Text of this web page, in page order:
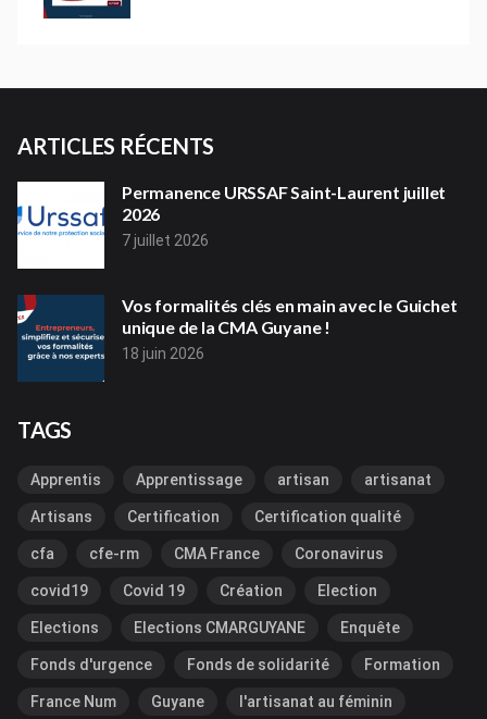
ARTICLES RÉCENTS
Permanence URSSAF Saint-Laurent juillet
2026
7 juillet 2026
Vos formalités clés en main avec le Guichet
unique de la CMA Guyane !
18 juin 2026
TAGS
Apprentis Apprentissage artisan artisanat
Artisans Certification Certification qualité
cfa cfe-rm CMA France Coronavirus
covid19 Covid 19 Création Election
Elections Elections CMARGUYANE Enquête
Fonds d'urgence Fonds de solidarité Formation
France Num Guyane l'artisanat au féminin